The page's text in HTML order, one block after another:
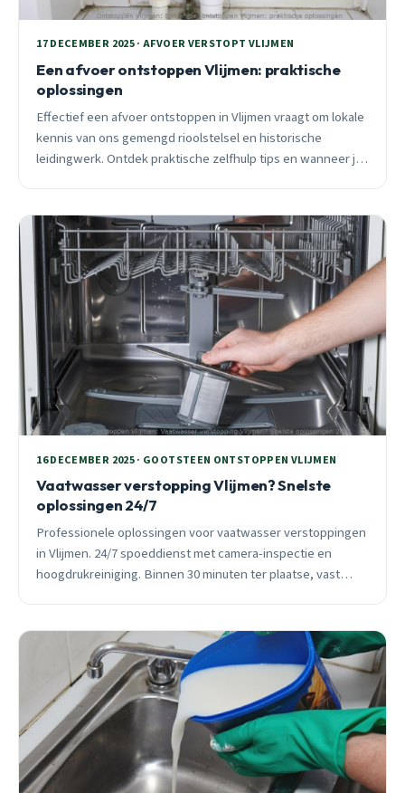
17 DECEMBER 2025 · AFVOER VERSTOPT VLIJMEN
Een afvoer ontstoppen Vlijmen: praktische
oplossingen
Effectief een afvoer ontstoppen in Vlijmen vraagt om lokale
kennis van ons gemengd rioolstelsel en historische
leidingwerk. Ontdek praktische zelfhulp tips en wanneer je
16 DECEMBER 2025 · GOOTSTEEN ONTSTOPPEN VLIJMEN
Vaatwasser verstopping Vlijmen? Snelste
oplossingen 24/7
Professionele oplossingen voor vaatwasser verstoppingen
in Vlijmen. 24/7 spoeddienst met camera-inspectie en
hoogdrukreiniging. Binnen 30 minuten ter plaatse, vast